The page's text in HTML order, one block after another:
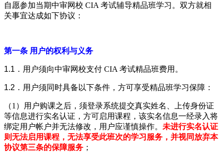
自愿参加当期中审网校 CIA 考试辅导精品班学习。双方就相
关事宜达成如下协议：
第一条 用户的权利与义务
1.1． 用户须向中审网校支付 CIA 考试精品班费用。
1.2． 用户须同时具备以下条件，方可享受精品班学习保障：
（1）用户购课之后，须登录系统提交真实姓名、上传身份证
等信息进行实名认证，方可启用课程，该实名信息一经录入将
绑定用户帐户并无法修改，用户应谨慎操作。 未进行实名认证
则无法启用课程，无法享受此班次的学习服务，并视同放弃本
协议第三条的保障服务 ；